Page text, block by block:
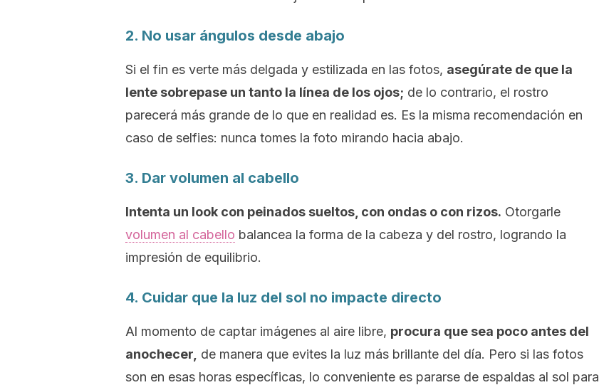
2. No usar ángulos desde abajo
Si el fin es verte más delgada y estilizada en las fotos, asegúrate de que la
lente sobrepase un tanto la línea de los ojos; de lo contrario, el rostro
parecerá más grande de lo que en realidad es. Es la misma recomendación en
caso de selfies: nunca tomes la foto mirando hacia abajo.
3. Dar volumen al cabello
Intenta un look con peinados sueltos, con ondas o con rizos. Otorgarle
volumen al cabello balancea la forma de la cabeza y del rostro, logrando la
impresión de equilibrio.
4. Cuidar que la luz del sol no impacte directo
Al momento de captar imágenes al aire libre, procura que sea poco antes del
anochecer, de manera que evites la luz más brillante del día. Pero si las fotos
son en esas horas específicas, lo conveniente es pararse de espaldas al sol para